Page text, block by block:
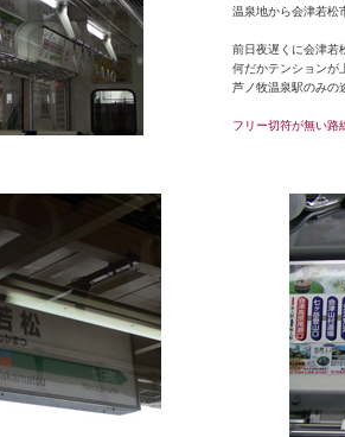
温泉地から会津若松
前日夜遅くに会津若
何だかテンションが
芦ノ牧温泉駅のみの
フリー切符が無い路